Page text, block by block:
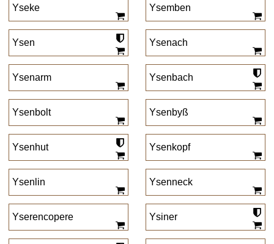
Yseke Ysemben
Ysen Ysenach
Ysenarm Ysenbach
Ysenbolt Ysenbyß
Ysenhut Ysenkopf
Ysenlin Ysenneck
Yserencopere Ysiner